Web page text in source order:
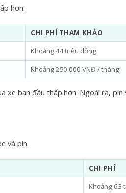
hơn.
CHI PHÍ THAM KHẢO
Khoảng 44 triệu đồng
Khoảng 250.000 VNĐ / tháng
xe ban đầu thấp hơn. Ngoài ra,
và pin.
CHI PHÍ
Khoảng 63